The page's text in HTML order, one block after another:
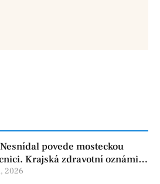
povede mosteckou
Krajská zdravotní oznámila
ve vedení
2026